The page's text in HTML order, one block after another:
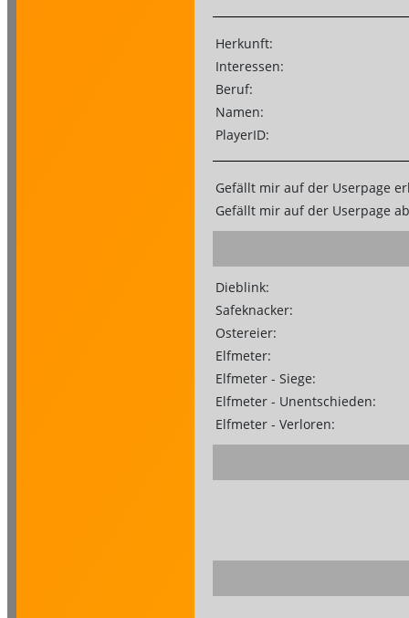
Herkunft:
Interessen:
Beruf:
Namen:
PlayerID:
Gefällt mir auf der Userpage
Gefällt mir auf der Userpage
Dieblink:
Safeknacker:
Ostereier:
Elfmeter:
Elfmeter - Siege:
Elfmeter - Unentschieden:
Elfmeter - Verloren: